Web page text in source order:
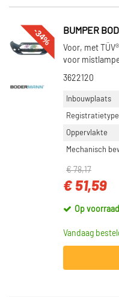
-34% BUMPER
Voor, met
voor
3622120
Inbouwplaats
Registratietype
Oppervlakte
Mechanisch
€ 78,17
€ 51,59
Op voorraad
Vandaag